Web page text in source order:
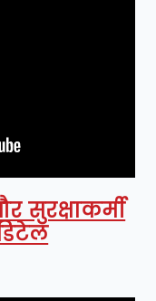
सुरक्षाकर्मी